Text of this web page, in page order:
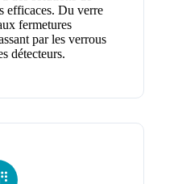
efficaces. Du verre
fermetures
par les verrous
détecteurs.